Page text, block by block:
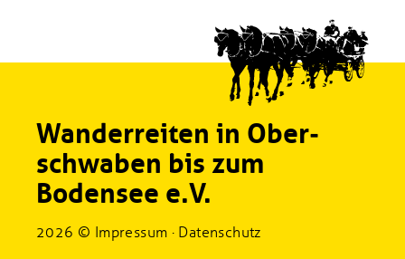
Wanderreiten in Ober­
schwaben bis zum
Bodensee e.V.
2026 © Impressum Datenschutz